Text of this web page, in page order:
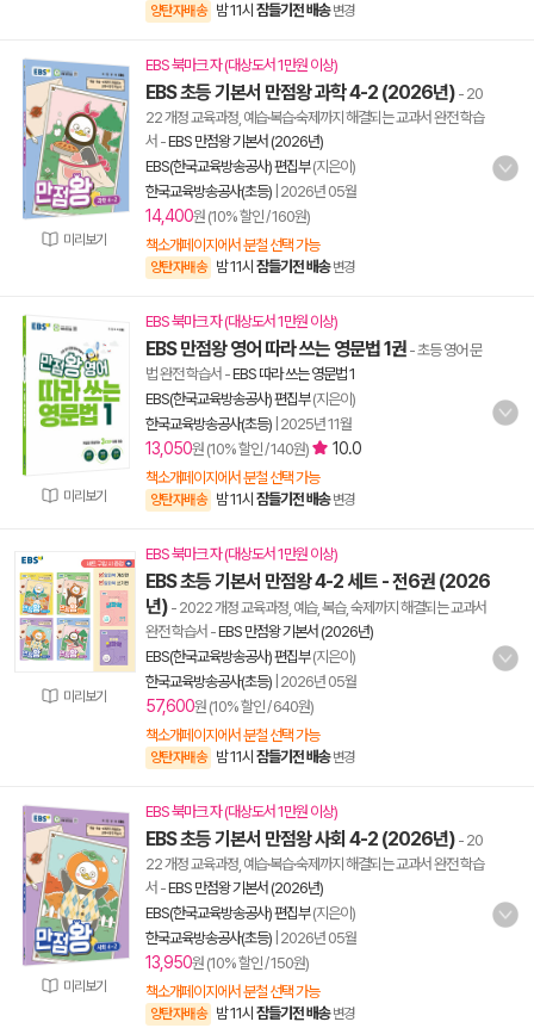
양탄자배송 밤 11시 잠들기전 배송 변경
미리보기
EBS 북마크 자 (대상도서 1만원 이상)
EBS 초등 기본서 만점왕 과학 4-2 (2026년) - 20
22 개정 교육과정, 예습·복습·숙제까지 해결되는 교과서 완전 학습
서 -EBS 만점왕 기본서 (2026년)
EBS(한국교육방송공사) 편집부(지은이)
한국교육방송공사(초등) 2026년 05월
14,400원 (10% 할인 / 160원)
책소개페이지에서 분철 선택 가능
양탄자배송 밤 11시 잠들기전 배송 변경
미리보기
EBS 북마크 자 (대상도서 1만원 이상)
EBS 만점왕 영어 따라 쓰는 영문법 1권 - 초등 영어 문
법 완전 학습서 -EBS 따라 쓰는 영문법 1
EBS(한국교육방송공사) 편집부(지은이)
한국교육방송공사(초등) 2025년 11월
13,050원 (10% 할인 / 140원) 10.0
책소개페이지에서 분철 선택 가능
양탄자배송 밤 11시 잠들기전 배송 변경
미리보기
EBS 북마크 자 (대상도서 1만원 이상)
EBS 초등 기본서 만점왕 4-2 세트 - 전6권 (2026
년) - 2022 개정 교육과정, 예습, 복습, 숙제까지 해결되는 교과서
완전 학습서 -EBS 만점왕 기본서 (2026년)
EBS(한국교육방송공사) 편집부(지은이)
한국교육방송공사(초등) 2026년 05월
57,600원 (10% 할인 / 640원)
책소개페이지에서 분철 선택 가능
양탄자배송 밤 11시 잠들기전 배송 변경
미리보기
EBS 북마크 자 (대상도서 1만원 이상)
EBS 초등 기본서 만점왕 사회 4-2 (2026년) - 20
22 개정 교육과정, 예습·복습·숙제까지 해결되는 교과서 완전 학습
서 -EBS 만점왕 기본서 (2026년)
EBS(한국교육방송공사) 편집부(지은이)
한국교육방송공사(초등) 2026년 05월
13,950원 (10% 할인 / 150원)
책소개페이지에서 분철 선택 가능
양탄자배송 밤 11시 잠들기전 배송 변경